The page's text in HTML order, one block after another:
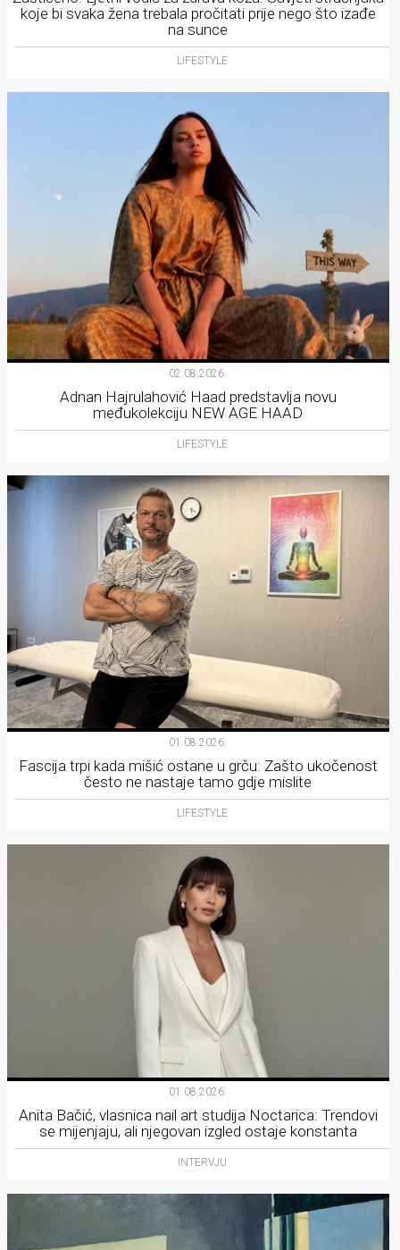
koje bi svaka žena trebala pročitati prije nego što izađe
na sunce
LIFESTYLE
02.08.2026.
Adnan Hajrulahović Haad predstavlja novu
međukolekciju NEW AGE HAAD
LIFESTYLE
01.08.2026.
Fascija trpi kada mišić ostane u grču: Zašto ukočenost
često ne nastaje tamo gdje mislite
LIFESTYLE
01.08.2026.
Anita Bačić, vlasnica nail art studija Noctarica: Trendovi
se mijenjaju, ali njegovan izgled ostaje konstanta
INTERVJU